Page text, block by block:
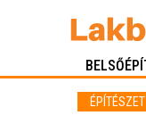
ÉPÍTÉSZET